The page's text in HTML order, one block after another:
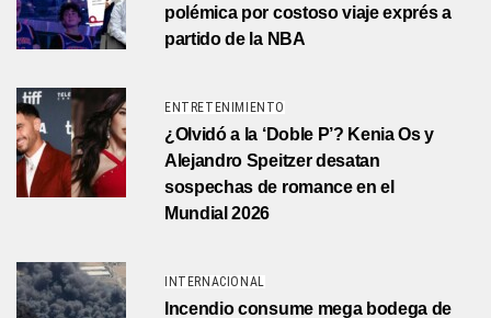
polémica por costoso viaje exprés a
partido de la NBA
ENTRETENIMIENTO
¿Olvidó a la ‘Doble P’? Kenia Os y
Alejandro Speitzer desatan
sospechas de romance en el
Mundial 2026
INTERNACIONAL
Incendio consume mega bodega de